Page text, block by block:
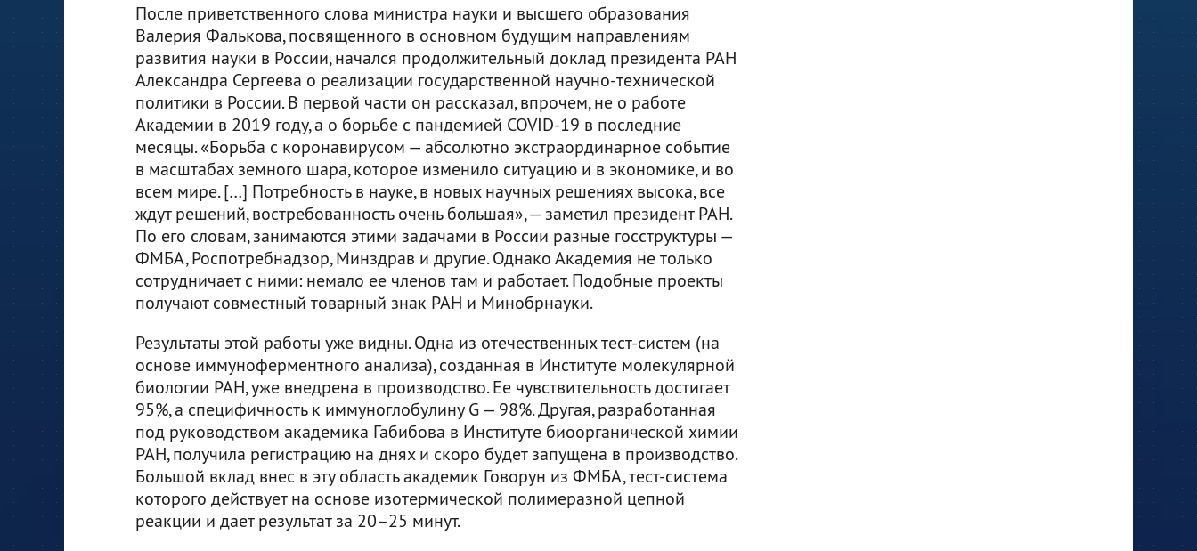
После приветственного слова министра науки и высшего образования
Валерия Фалькова, посвященного в основном будущим направлениям
развития науки в России, начался продолжительный доклад президента РАН
Александра Сергеева о реализации государственной научно-технической
политики в России. В первой части он рассказал, впрочем, не о работе
Академии в 2019 году, а о борьбе с пандемией COVID-19 в последние
месяцы. «Борьба с коронавирусом — абсолютно экстраординарное событие
в масштабах земного шара, которое изменило ситуацию и в экономике, и во
всем мире. […] Потребность в науке, в новых научных решениях высока, все
ждут решений, востребованность очень большая», — заметил президент РАН.
По его словам, занимаются этими задачами в России разные госструктуры —
ФМБА, Роспотребнадзор, Минздрав и другие. Однако Академия не только
сотрудничает с ними: немало ее членов там и работает. Подобные проекты
получают совместный товарный знак РАН и Минобрнауки.
Результаты этой работы уже видны. Одна из отечественных тест-систем (на
основе иммуноферментного анализа), созданная в Институте молекулярной
биологии РАН, уже внедрена в производство. Ее чувствительность достигает
95%, а специфичность к иммуноглобулину G — 98%. Другая, разработанная
под руководством академика Габибова в Институте биоорганической химии
РАН, получила регистрацию на днях и скоро будет запущена в производство.
Большой вклад внес в эту область академик Говорун из ФМБА, тест-система
которого действует на основе изотермической полимеразной цепной
реакции и дает результат за 20–25 минут.